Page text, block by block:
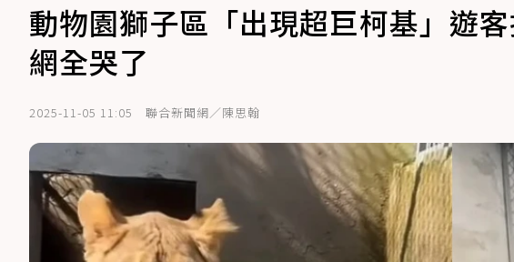
動物園獅子區「出現超巨柯基」遊
網全哭了
2025-11-05 11:05 聯合新聞網／陳思翰